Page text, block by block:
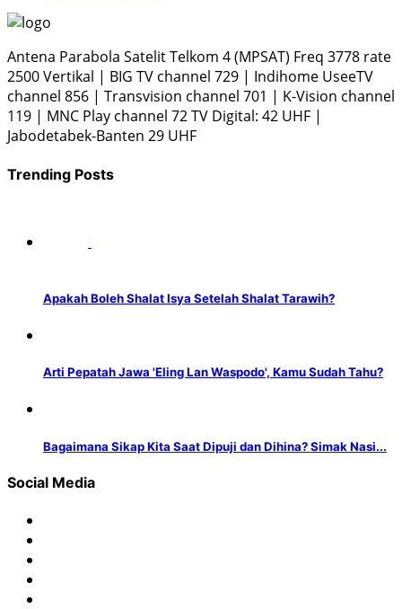
Antena Parabola Satelit Telkom 4 (MPSAT) Freq 3778 rate
2500 Vertikal | BIG TV channel 729 | Indihome UseeTV
channel 856 | Transvision channel 701 | K-Vision channel
119 | MNC Play channel 72 TV Digital: 42 UHF |
Jabodetabek-Banten 29 UHF
Trending Posts
Apakah Boleh Shalat Isya Setelah Shalat Tarawih?
Arti Pepatah Jawa 'Eling Lan Waspodo', Kamu Sudah Tahu?
Bagaimana Sikap Kita Saat Dipuji dan Dihina? Simak Nasi...
Social Media